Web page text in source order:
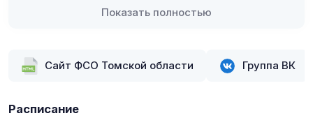
Показать полностью
Сайт ФСО Томской области Группа ВК
Расписание